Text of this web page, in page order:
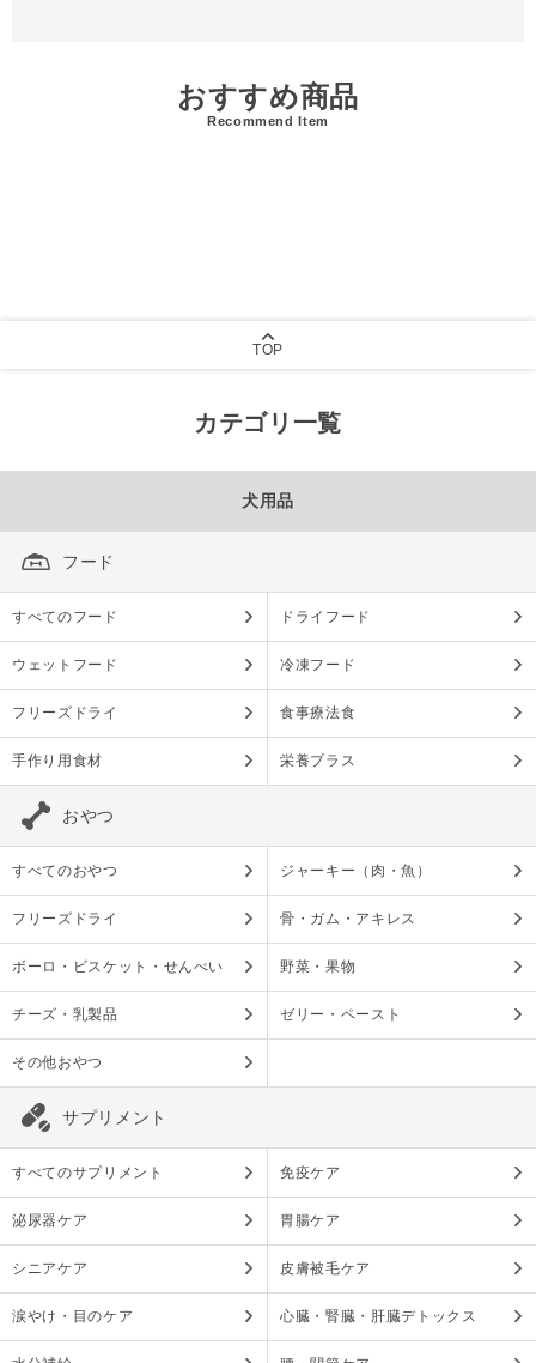
おすすめ商品
Recommend Item
TOP
カテゴリ一覧
犬用品
フード
すべてのフード ドライフード
ウェットフード 冷凍フード
フリーズドライ 食事療法食
手作り用食材 栄養プラス
おやつ
すべてのおやつ ジャーキー（肉・魚）
フリーズドライ 骨・ガム・アキレス
ボーロ・ビスケット・せんべい 野菜・果物
チーズ・乳製品 ゼリー・ペースト
その他おやつ
サプリメント
すべてのサプリメント 免疫ケア
泌尿器ケア 胃腸ケア
シニアケア 皮膚被毛ケア
涙やけ・目のケア 心臓・腎臓・肝臓デトックス